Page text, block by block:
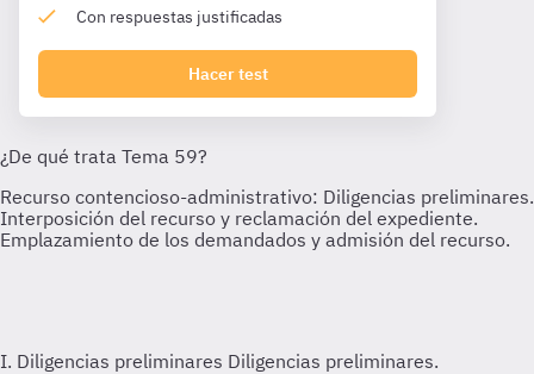
Con respuestas justificadas
Hacer test
I. Diligencias preliminares Diligencias preliminares.